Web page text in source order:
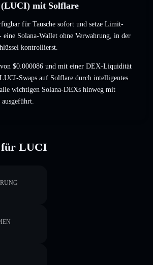
mit Solflare
für Tausche sofort und setze Limit-
eine Solana-Wallet ohne Verwahrung, in der
kontrollierst.
$0.000086 und mit einer DEX-Liquidität
Swaps auf Solflare durch intelligentes
wichtigen Solana-DEXs hinweg mit
LUCI